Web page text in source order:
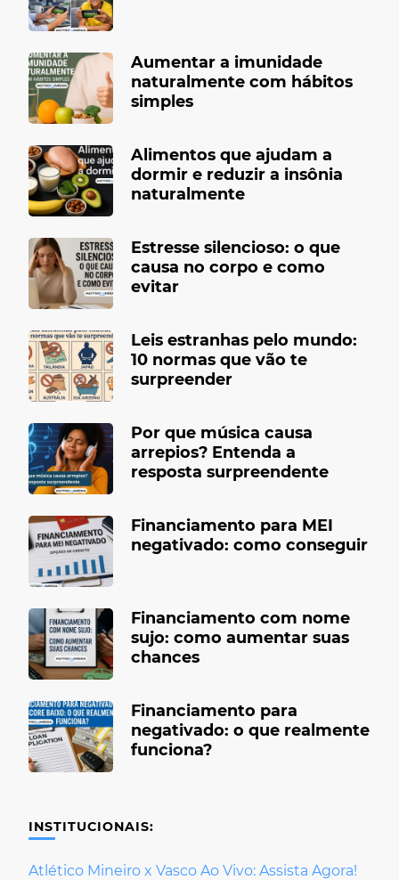
Aumentar a imunidade
naturalmente com hábitos
simples
Alimentos que ajudam a
dormir e reduzir a insônia
naturalmente
Estresse silencioso: o que
causa no corpo e como
evitar
Leis estranhas pelo mundo:
10 normas que vão te
surpreender
Por que música causa
arrepios? Entenda a
resposta surpreendente
Financiamento para MEI
negativado: como conseguir
Financiamento com nome
sujo: como aumentar suas
chances
Financiamento para
negativado: o que realmente
funciona?
INSTITUCIONAIS:
Atlético Mineiro x Vasco Ao Vivo: Assista Agora!